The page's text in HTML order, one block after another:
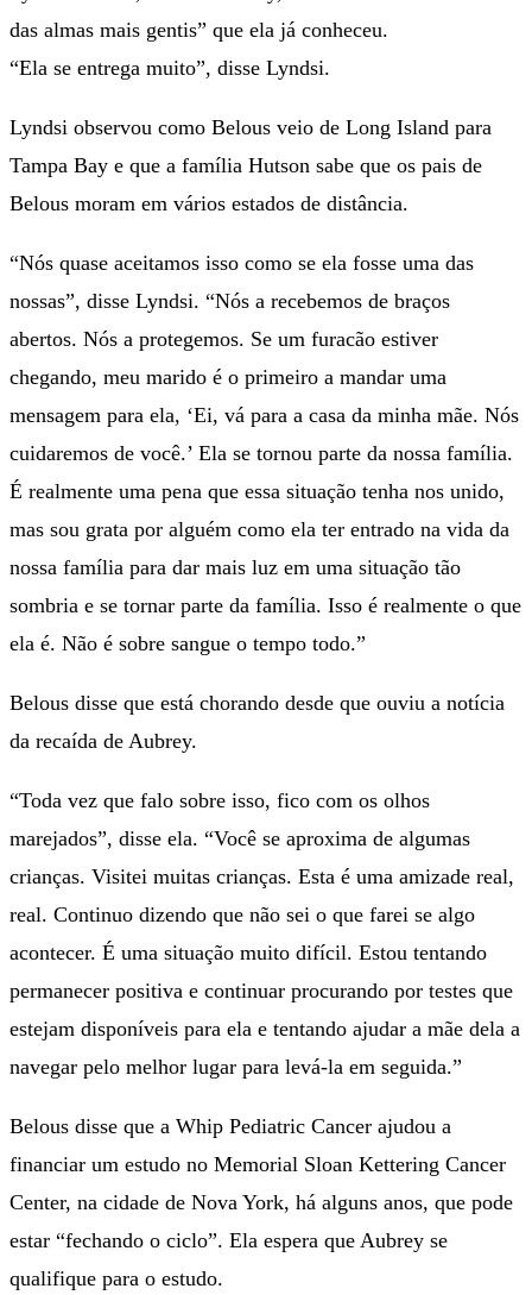
das almas mais gentis” que ela já conheceu.
“Ela se entrega muito”, disse Lyndsi.
Lyndsi observou como Belous veio de Long Island para
Tampa Bay e que a família Hutson sabe que os pais de
Belous moram em vários estados de distância.
“Nós quase aceitamos isso como se ela fosse uma das
nossas”, disse Lyndsi. “Nós a recebemos de braços
abertos. Nós a protegemos. Se um furacão estiver
chegando, meu marido é o primeiro a mandar uma
mensagem para ela, ‘Ei, vá para a casa da minha mãe. Nós
cuidaremos de você.’ Ela se tornou parte da nossa família.
É realmente uma pena que essa situação tenha nos unido,
mas sou grata por alguém como ela ter entrado na vida da
nossa família para dar mais luz em uma situação tão
sombria e se tornar parte da família. Isso é realmente o que
ela é. Não é sobre sangue o tempo todo.”
Belous disse que está chorando desde que ouviu a notícia
da recaída de Aubrey.
“Toda vez que falo sobre isso, fico com os olhos
marejados”, disse ela. “Você se aproxima de algumas
crianças. Visitei muitas crianças. Esta é uma amizade real,
real. Continuo dizendo que não sei o que farei se algo
acontecer. É uma situação muito difícil. Estou tentando
permanecer positiva e continuar procurando por testes que
estejam disponíveis para ela e tentando ajudar a mãe dela a
navegar pelo melhor lugar para levá-la em seguida.”
Belous disse que a Whip Pediatric Cancer ajudou a
financiar um estudo no Memorial Sloan Kettering Cancer
Center, na cidade de Nova York, há alguns anos, que pode
estar “fechando o ciclo”. Ela espera que Aubrey se
qualifique para o estudo.